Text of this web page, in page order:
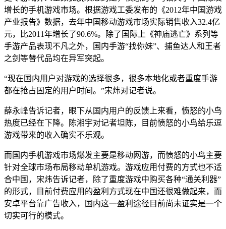
增长的手机游戏市场。根据游戏工委发布的《2012年中国游戏
产业报告》数据，去年中国移动游戏市场实际销售收入32.4亿
元，比2011年增长了90.6%。除了国际上《神庙逃亡》系列等
手游产品表现不凡之外，国内手游“找你妹”、捕鱼达人和王者
之剑等替代品均在异军突起。
“现在国内用户对游戏的选择很多，很多本地化或者重度手游
都在抢占固定的用户时间。”宋炜对记者说。
薛永峰告诉记者，眼下从国内用户的反馈上来看，愤怒的小鸟
热度已经在下降。陈湘宇对记者坦陈，目前愤怒的小鸟给乐逗
游戏带来的收入确实不乐观。
而国内手机游戏市场爆发主要是移动网游，而愤怒的小鸟主要
针对全球市场布局移动单机游戏。游戏应用付费的方式也不适
合中国，宋炜告诉记者，除了重度游戏中购买各种“通关利器”
的形式，目前付费应用的盈利方式现在中国还很难做起来，而
安卓平台靠广告收入，国内这一盈利途径目前尚未证实是一个
切实可行的模式。